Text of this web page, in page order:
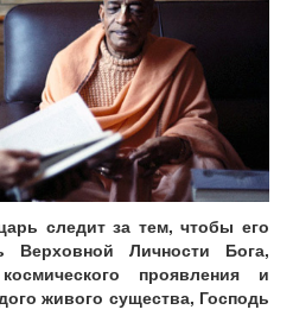
следит за тем, чтобы его
Верховной Личности Бога,
проявления и
живого существа, Господь